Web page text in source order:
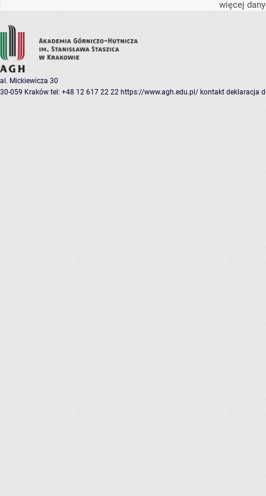
więcej
al. Mickiewicza 30
30-059 Kraków tel: +48 12 617 22 22 https://www.agh.edu.pl/ kontakt deklaracja